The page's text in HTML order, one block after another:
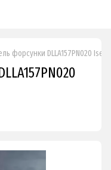
форсунки DLLA157PN020 Iseki